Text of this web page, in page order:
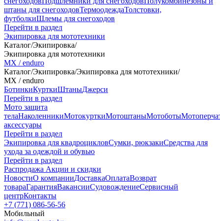
штаны для снегоходовТермоодеждаТолстовки,
футболкиШлемы для снегоходов
Перейти в раздел
Экипировка для мототехники
Каталог/Экипировка/
Экипировка для мототехники
MX / enduro
Каталог/Экипировка/Экипировка для мототехники/
MX / enduro
БотинкиКурткиШтаныДжерси
Перейти в раздел
Мото защита
телаНаколенникиМотокурткиМотоштаныМотоботы
аксессуары
Перейти в раздел
Экипировка для квадроцикловСумки, рюкзакиСредства для
ухода за одеждой и обувью
Перейти в раздел
Распродажа Акции и скидки
НовостиО компанииДоставкаОплатаВозврат
товараГарантияВакансииСудовождениеСервисный
центрКонтакты
+7 (771) 086-56-56
Мобильный